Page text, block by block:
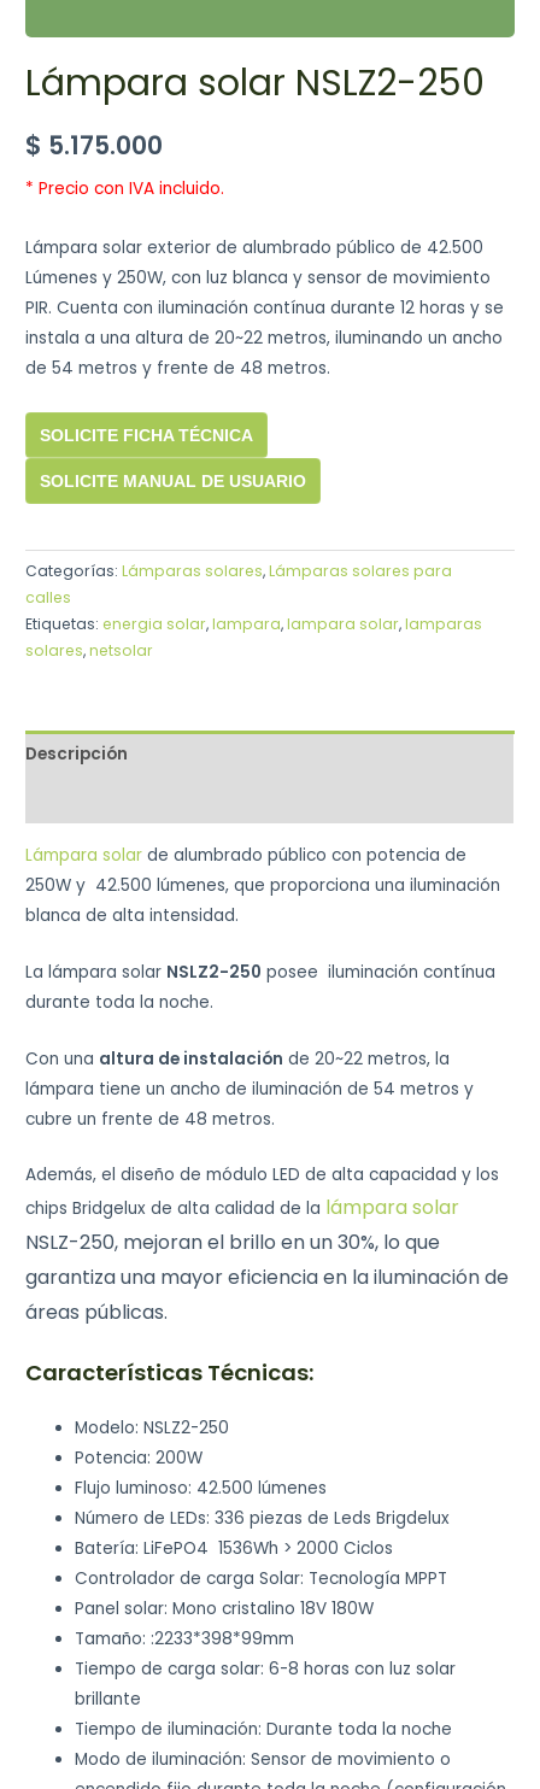
Lámpara solar NSLZ2-250
$ 5.175.000
* Precio con IVA incluido.
Lámpara solar exterior de alumbrado público de 42.500
Lúmenes y 250W, con luz blanca y sensor de movimiento
PIR. Cuenta con iluminación contínua durante 12 horas y se
instala a una altura de 20~22 metros, iluminando un ancho
de 54 metros y frente de 48 metros.
SOLICITE FICHA TÉCNICA
SOLICITE MANUAL DE USUARIO
Categorías:Lámparas solares,Lámparas solares para
calles
Etiquetas: energia solar,lampara,lampara solar,lamparas
solares,netsolar
Descripción
Lámpara solar de alumbrado público con potencia de
250W y 42.500 lúmenes, que proporciona una iluminación
blanca de alta intensidad.
La lámpara solar NSLZ2-250 posee iluminación contínua
durante toda la noche.
Con una altura de instalación de 20~22 metros, la
lámpara tiene un ancho de iluminación de 54 metros y
cubre un frente de 48 metros.
Además, el diseño de módulo LED de alta capacidad y los
chips Bridgelux de alta calidad de la lámpara solar
NSLZ-250, mejoran el brillo en un 30%, lo que
garantiza una mayor eficiencia en la iluminación de
áreas públicas.
Características Técnicas:
Modelo: NSLZ2-250
Potencia: 200W
Flujo luminoso: 42.500 lúmenes
Número de LEDs: 336 piezas de Leds Brigdelux
Batería: LiFePO4 1536Wh > 2000 Ciclos
Controlador de carga Solar: Tecnología MPPT
Panel solar: Mono cristalino 18V 180W
Tamaño: :2233*398*99mm
Tiempo de carga solar: 6-8 horas con luz solar
brillante
Tiempo de iluminación: Durante toda la noche
Modo de iluminación: Sensor de movimiento o